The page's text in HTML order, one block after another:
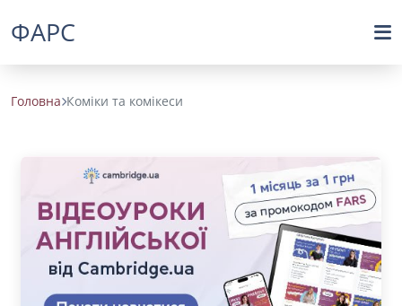
ФАРС
Головна Коміки та комікеси